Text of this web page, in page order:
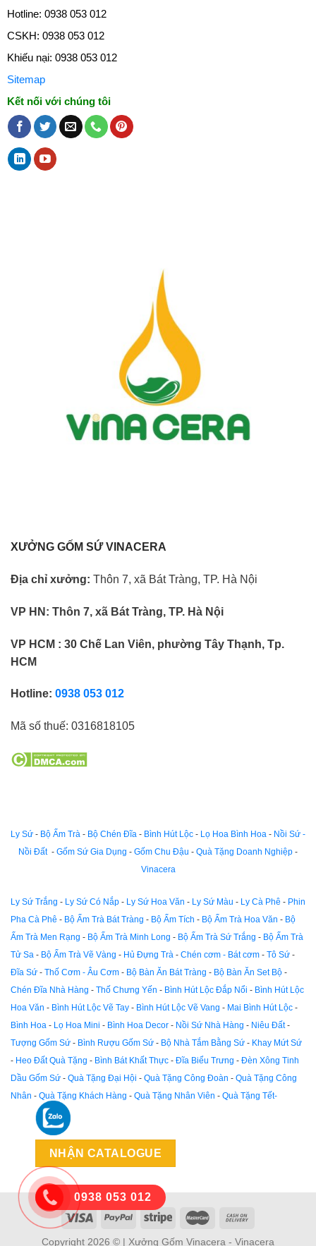
Hotline: 0938 053 012
CSKH: 0938 053 012
Khiếu nại: 0938 053 012
Sitemap
Kết nối với chúng tôi
XƯỞNG GỐM SỨ VINACERA
Địa chỉ xưởng: Thôn 7, xã Bát Tràng, TP. Hà Nội
VP HN: Thôn 7, xã Bát Tràng, TP. Hà Nội
VP HCM : 30 Chế Lan Viên, phường Tây Thạnh, Tp.
HCM
Hotline: 0938 053 012
Mã số thuế: 0316818105
Ly Sứ - Bộ Ấm Trà - Bộ Chén Đĩa - Bình Hút Lộc - Lọ Hoa Bình Hoa - Nồi Sứ -
Nồi Đất - Gốm Sứ Gia Dụng - Gốm Chu Đậu - Quà Tặng Doanh Nghiệp -
Vinacera
Ly Sứ Trắng - Ly Sứ Có Nắp - Ly Sứ Hoa Văn - Ly Sứ Màu - Ly Cà Phê - Phin
Pha Cà Phê - Bộ Ấm Trà Bát Tràng - Bộ Ấm Tích - Bộ Ấm Trà Hoa Văn - Bộ
Ấm Trà Men Rạng - Bộ Ấm Trà Minh Long - Bộ Ấm Trà Sứ Trắng - Bộ Ấm Trà
Tử Sa - Bộ Ấm Trà Vẽ Vàng - Hủ Đựng Trà - Chén cơm - Bát cơm - Tô Sứ -
Đĩa Sứ - Thố Cơm - Âu Cơm - Bộ Bàn Ăn Bát Tràng - Bộ Bàn Ăn Set Bộ -
Chén Đĩa Nhà Hàng - Thố Chưng Yến - Bình Hút Lộc Đắp Nổi - Bình Hút Lộc
Hoa Văn - Bình Hút Lộc Vẽ Tay - Bình Hút Lộc Vẽ Vang - Mai Bình Hút Lộc -
Bình Hoa - Lọ Hoa Mini - Bình Hoa Decor - Nồi Sứ Nhà Hàng - Niêu Đất-
Tượng Gốm Sứ - Bình Rượu Gốm Sứ - Bộ Nhà Tắm Bằng Sứ - Khay Mứt Sứ
- Heo Đất Quà Tặng - Bình Bát Khất Thực - Đĩa Biểu Trưng - Đèn Xông Tinh
Dầu Gốm Sứ - Quà Tặng Đại Hội - Quà Tặng Công Đoàn - Quà Tặng Công
Nhân - Quà Tặng Khách Hàng - Quà Tặng Nhân Viên - Quà Tặng Tết-
Copyright 2026 © | Xưởng Gốm Vinacera - Vinacera
0938 053 012
NHẬN CATALOGUE